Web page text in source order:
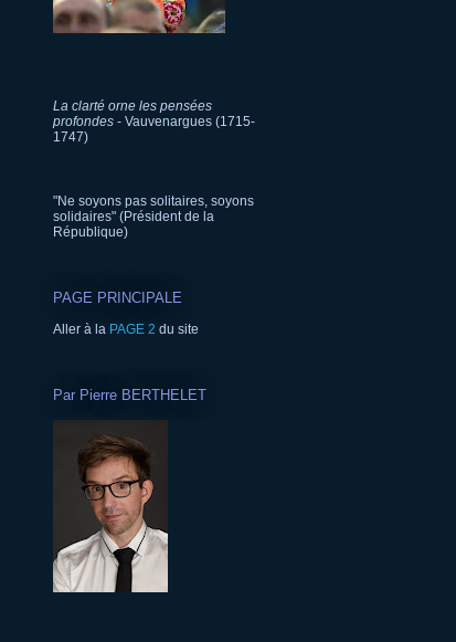
La clarté orne les pensées
profondes - Vauvenargues (1715-
1747)
"Ne soyons pas solitaires, soyons
solidaires" (Président de la
République)
PAGE PRINCIPALE
Aller à la PAGE 2 du site
Par Pierre BERTHELET